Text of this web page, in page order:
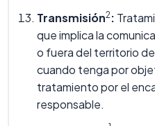
Transmisión2:
que implica la
o fuera del territorio
cuando tenga por
tratamiento por el
responsable.